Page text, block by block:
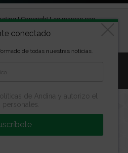
| Copyright Las marcas son
Andina | Todos los derechos
conectado
de todas nuestras noticias.
de Andina y autorizo el